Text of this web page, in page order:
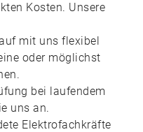
Kosten. Unsere
mit uns flexibel
oder möglichst
bei laufendem
uns an.
Elektrofachkräfte